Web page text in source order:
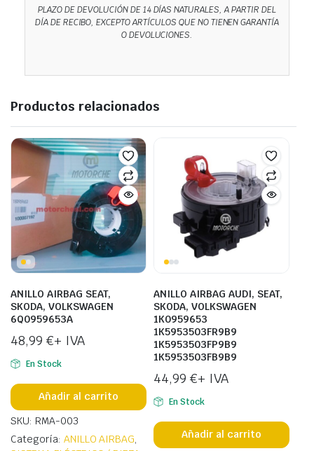
PLAZO DE DEVOLUCIÓN DE 14 DÍAS NATURALES, A PARTIR DEL
DÍA DE RECIBO, EXCEPTO ARTÍCULOS QUE NO TIENEN GARANTÍA
O DEVOLUCIONES.
Productos relacionados
ANILLO AIRBAG SEAT,
SKODA, VOLKSWAGEN
6Q0959653A
48,99 €+ IVA
En Stock
Añadir al carrito
SKU: RMA-003
Categoría: ANILLO AIRBAG,
ANILLO AIRBAG AUDI, SEAT,
SKODA, VOLKSWAGEN
1K0959653
1K5953503FR9B9
1K5953503FP9B9
1K5953503FB9B9
44,99 €+ IVA
En Stock
Añadir al carrito